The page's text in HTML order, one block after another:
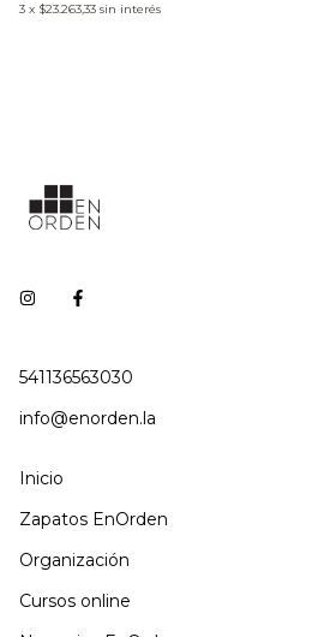
3 x $23.263,33 sin interés
541136563030
info@enorden.la
Inicio
Zapatos EnOrden
Organización
Cursos online